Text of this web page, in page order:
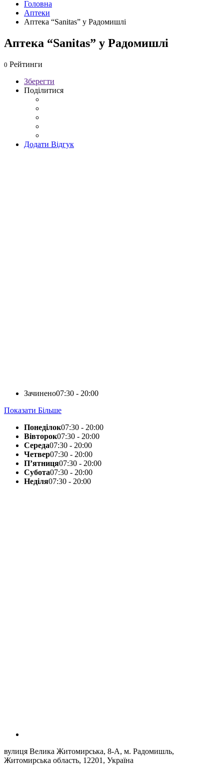
Головна
Аптеки
Аптека “Sanitas” у Радомишлі
Аптека “Sanitas” у Радомишлі
0 Рейтинги
Зберегти
Поділитися
Додати Відгук
Зачинено07:30 - 20:00
Показати Більше
Понеділок07:30 - 20:00
Вівторок07:30 - 20:00
Середа07:30 - 20:00
Четвер07:30 - 20:00
П’ятниця07:30 - 20:00
Субота07:30 - 20:00
Неділя07:30 - 20:00
вулиця Велика Житомирська, 8-А, м. Радомишль,
Житомирська область, 12201, Україна